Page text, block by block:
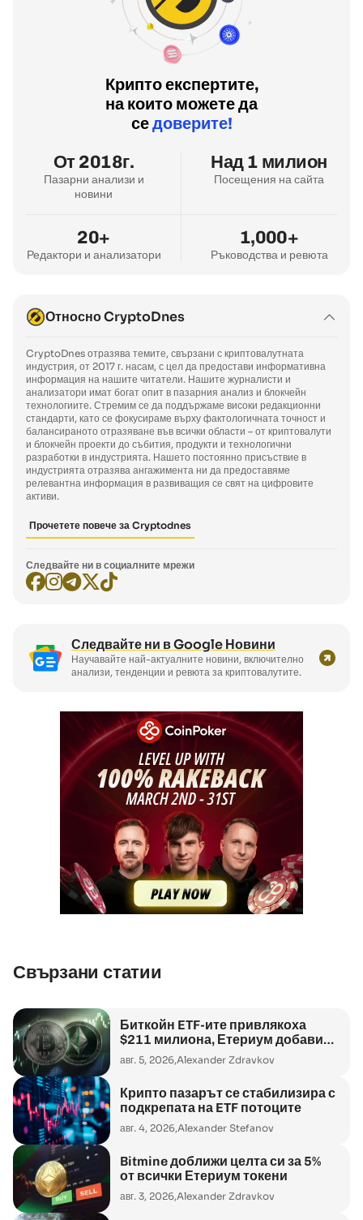
Крипто експертите,
на които можете да
седоверите!
От 2018г.
Пазарни анализи и
новини
Над 1 милион
Посещения на сайта
20+
Редактори и анализатори
1,000+
Ръководства и ревюта
Относно CryptoDnes
CryptoDnes отразява темите, свързани с криптовалутната
индустрия, от 2017 г. насам, с цел да предостави информативна
информация на нашите читатели. Нашите журналисти и
анализатори имат богат опит в пазарния анализ и блокчейн
технологиите. Стремим се да поддържаме високи редакционни
стандарти, като се фокусираме върху фактологичната точност и
балансираното отразяване във всички области – от криптовалути
и блокчейн проекти до събития, продукти и технологични
разработки в индустрията. Нашето постоянно присъствие в
индустрията отразява ангажимента ни да предоставяме
релевантна информация в развиващия се свят на цифровите
активи.
Прочетете повече за Cryptodnes
Следвайте ни в социалните мрежи
Следвайте ни в Google Новини
Научавайте най-актуалните новини, включително
анализи, тенденции и ревюта за криптовалутите.
Свързани статии
Биткойн ETF-ите привлякоха
$211 милиона, Етериум добави
още $53 милиона
авг. 5, 2026,Alexander Zdravkov
Крипто пазарът се стабилизира с
подкрепата на ETF потоците
авг. 4, 2026,Alexander Stefanov
Bitmine доближи целта си за 5%
от всички Етериум токени
авг. 3, 2026,Alexander Zdravkov